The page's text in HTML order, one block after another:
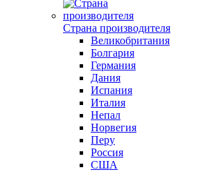
Страна производителя
Великобритания
Болгария
Германия
Дания
Испания
Италия
Непал
Норвегия
Перу
Россия
США